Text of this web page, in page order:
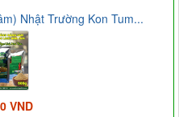
Nhật Trường Kon Tum...
VND